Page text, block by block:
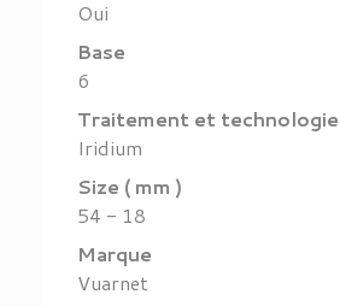
Oui
Base
6
Traitement et technologie
Iridium
Size ( mm )
54 - 18
Marque
Vuarnet